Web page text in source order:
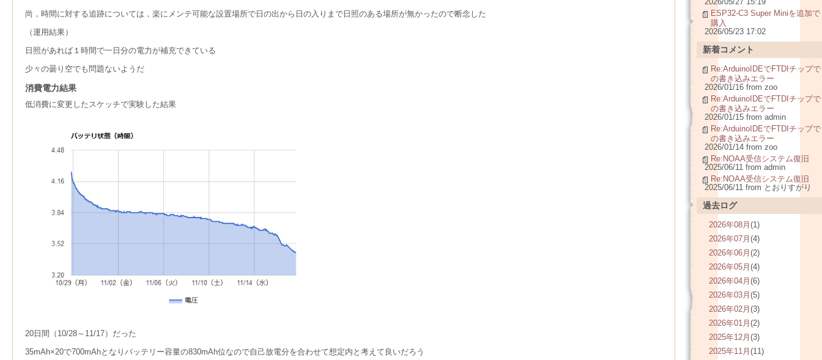
尚，時間に対する追跡については，楽にメンテ可能な設置場所で日の出から日の入りまで日照のある場所が無かったので断念した
（運用結果）
日照があれば１時間で一日分の電力が補充できている
少々の曇り空でも問題ないようだ
消費電力結果
低消費に変更したスケッチで実験した結果
20日間（10/28～11/17）だった
35mAh×20で700mAhとなりバッテリー容量の830mAh位なので自己放電分を合わせて想定内と考えて良いだろう
ESP32-C3 Super Miniを追加で
購入
2026/05/23 17:02
新着コメント
Re:ArduinoIDEでFTDIチップで
の書き込みエラー
2026/01/16 from zoo
Re:ArduinoIDEでFTDIチップで
の書き込みエラー
2026/01/15 from admin
Re:ArduinoIDEでFTDIチップで
の書き込みエラー
2026/01/14 from zoo
Re:NOAA受信システム復旧
2025/06/11 from admin
Re:NOAA受信システム復旧
2025/06/11 from とおりすがり
過去ログ
2026年08月 (1)
2026年07月 (4)
2026年06月 (2)
2026年05月 (4)
2026年04月 (6)
2026年03月 (5)
2026年02月 (3)
2026年01月 (2)
2025年12月 (3)
2025年11月 (11)